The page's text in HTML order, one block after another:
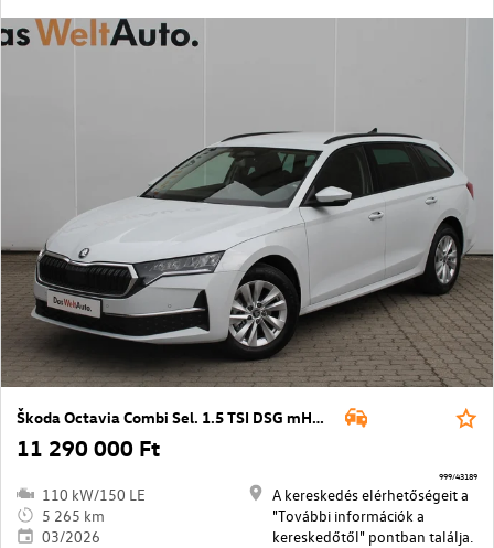
Škoda Octavia Combi Sel. 1.5 TSI DSG mHEV ACT
11 290 000 Ft
110 kW/150 LE
5 265 km
03/2026
A kereskedés elérhetőségeit a
"További információk a
kereskedőtől" pontban találja.
999/43189